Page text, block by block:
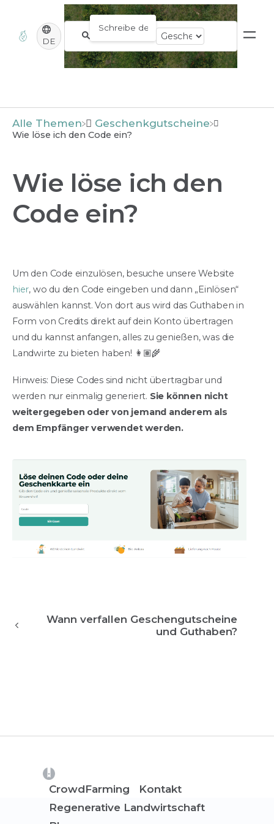
DE
Alle Themen ​Geschenkgutscheine
Wie löse ich den Code ein?
Wie löse ich den
Code ein?
Um den Code einzulösen, besuche unsere Website
hier, wo du den Code eingeben und dann „Einlösen“
auswählen kannst. Von dort aus wird das Guthaben in
Form von Credits direkt auf dein Konto übertragen
und du kannst anfangen, alles zu genießen, was die
Landwirte zu bieten haben! 👩🏽‍🌾
Hinweis: Diese Codes sind nicht übertragbar und
werden nur einmalig generiert. Sie können nicht
weitergegeben oder von jemand anderem als
dem Empfänger verwendet werden.
Wann verfallen Geschengutscheine
und Guthaben?
CrowdFarming
Kontakt
Regenerative Landwirtschaft